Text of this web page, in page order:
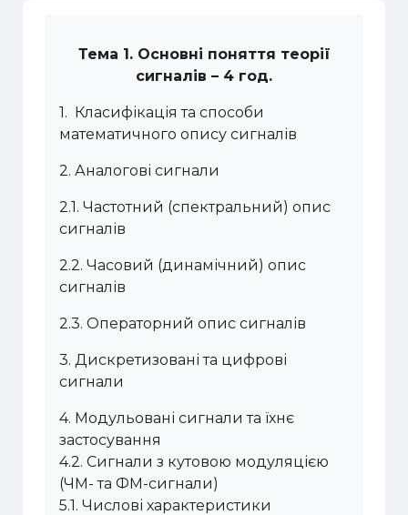
Тема 1. Основні поняття теорії
сигналів – 4 год.
1. Класифікація та способи
математичного опису сигналів
2. Аналогові сигнали
2.1. Частотний (спектральний) опис
сигналів
2.2. Часовий (динамічний) опис
сигналів
2.3. Операторний опис сигналів
3. Дискретизовані та цифрові
сигнали
4. Модульовані сигнали та їхнє
застосування
4.2. Сигнали з кутовою модуляцією
(ЧМ- та ФМ-сигнали)
5.1. Числові характеристики